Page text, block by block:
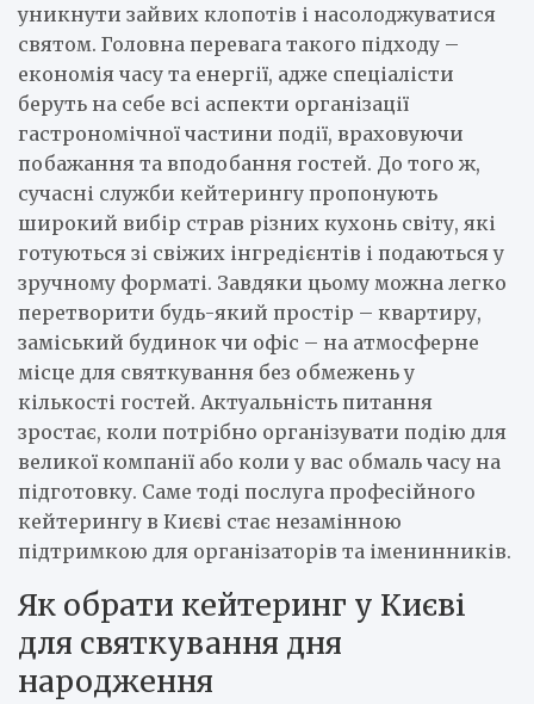
уникнути зайвих клопотів і насолоджуватися
святом. Головна перевага такого підходу –
економія часу та енергії, адже спеціалісти
беруть на себе всі аспекти організації
гастрономічної частини події, враховуючи
побажання та вподобання гостей. До того ж,
сучасні служби кейтерингу пропонують
широкий вибір страв різних кухонь світу, які
готуються зі свіжих інгредієнтів і подаються у
зручному форматі. Завдяки цьому можна легко
перетворити будь-який простір – квартиру,
заміський будинок чи офіс – на атмосферне
місце для святкування без обмежень у
кількості гостей. Актуальність питання
зростає, коли потрібно організувати подію для
великої компанії або коли у вас обмаль часу на
підготовку. Саме тоді послуга професійного
кейтерингу в Києві стає незамінною
підтримкою для організаторів та іменинників.
Як обрати кейтеринг у Києві
для святкування дня
народження